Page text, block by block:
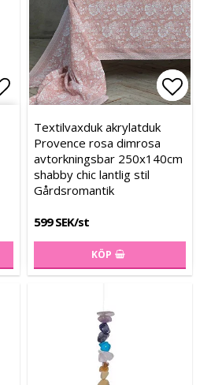
Lägg till i favoritlistan
Lägg till i favoritlistan
Textilvaxduk akrylatduk
Provence rosa dimrosa
avtorkningsbar 250x140cm
shabby chic lantlig stil
Gårdsromantik
599 SEK/st
KÖP